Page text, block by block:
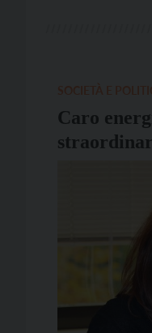
Caro
servizi